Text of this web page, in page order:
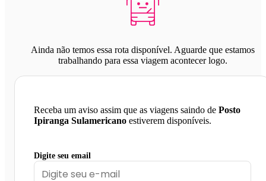
Ainda não temos essa rota disponível. Aguarde que estamos
trabalhando para essa viagem acontecer logo.
Receba um aviso assim que as viagens saindo de Posto
Ipiranga Sulamericano estiverem disponíveis.
Digite seu email